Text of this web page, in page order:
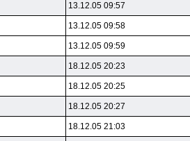
13.12.05 09:57
13.12.05 09:58
13.12.05 09:59
18.12.05 20:23
18.12.05 20:25
18.12.05 20:27
18.12.05 21:03